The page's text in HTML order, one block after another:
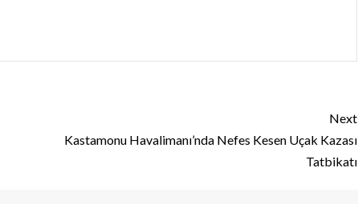
Next
Kastamonu Havalimanı’nda Nefes Kesen Uçak Kazası
Tatbikatı